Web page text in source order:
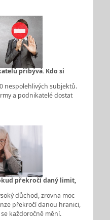
přibývá. Kdo si
nespolehlivých subjektů.
a podnikatelé dostat
překročí daný limit,
důchod, zrovna moc
překročí danou hranici,
každoročně mění.